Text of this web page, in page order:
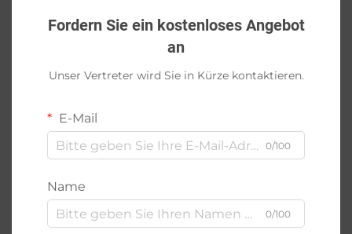
Fordern Sie ein kostenloses Angebot
an
Unser Vertreter wird Sie in Kürze kontaktieren.
E-Mail
0/100
Name
0/100